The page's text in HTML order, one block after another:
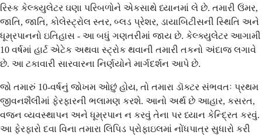
રિસ્ક કેલ્ક્યુલેટર ઘણા પરિબળોને એકસાથે ધ્યાનમાં લે છે. તમારી ઉંમર,
જાતિ, જાતિ, કોલેસ્ટ્રોલ સ્તર, બ્લડ પ્રેશર, ડાયાબિટીસની સ્થિતિ અને
ધૂમ્રપાનનો ઇતિહાસ - આ બધું ગણતરીમાં જાય છે. કેલ્ક્યુલેટર આગામી
10 વર્ષમાં હાર્ટ એટેક અથવા સ્ટ્રોક થવાની તમારી તકનો અંદાજ લગાવે
છે. આ ટકાવારી સારવારના નિર્ણયોને માર્ગદર્શન આપે છે.
જો તમારું 10-વર્ષનું જોખમ ઓછું હોય, તો તમારા ડૉક્ટર સંભવતઃ પ્રથમ
જીવનશૈલીમાં ફેરફારની ભલામણ કરશે. આનો અર્થ છે આહાર, કસરત,
વજન વ્યવસ્થાપન અને ધૂમ્રપાન ન કરવું તેના પર ધ્યાન કેન્દ્રિત કરવું.
આ ફેરફારો દવા વિના તમારા લિપિડ પ્રોફાઇલમાં નોંધપાત્ર સુધારો કરી